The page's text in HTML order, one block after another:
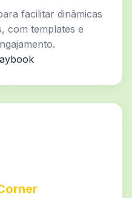
facilitar dinâmicas
com templates e